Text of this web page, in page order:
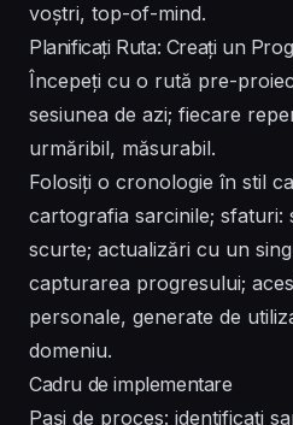
voștri, top-of-mind.
Planificați Ruta: Creați un
Începeți cu o rută pre-
sesiunea de azi; fiecare
urmăribil, măsurabil.
Folosiți o cronologie în stil
cartografia sarcinile; sfaturi:
scurte; actualizări cu un
capturarea progresului;
personale, generate de
domeniu.
Cadru de implementare
Pași de proces: identificați